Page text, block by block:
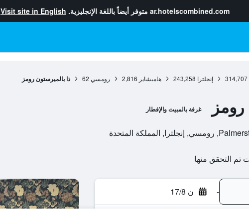
ar.hotelscombined.com متوفر أيضاً باللغة الإنجليزية. Visit site in English
314,707 إنجلترا 243,258 هامبشاير 2,816 رومسي 62 ذا بالميرستون رومز
غرفة بالمبيت والإفطار
- ن 17/8